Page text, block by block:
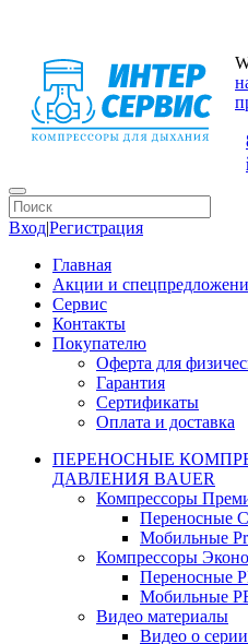
Вход|Регистрация
Главная
Акции и
Сервис
Контакты
Покупателю
Оферта для
Гарантия
Сертификаты
Оплата и доставка
ПЕРЕНОСНЫЕ
ДАВЛЕНИЯ BAUER
Компрессоры
Переносные
Мобильные
Компрессоры
Переносные
Мобильные
Видео материалы
Видео о